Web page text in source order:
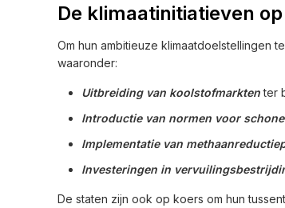
De klimaatinitiatieven
Om hun ambitieuze klimaatdoelstellingen
waaronder:
Uitbreiding van koolstofmarktenter
Introductie van normen voor
Implementatie van
Investeringen in
De staten zijn ook op koers om hun